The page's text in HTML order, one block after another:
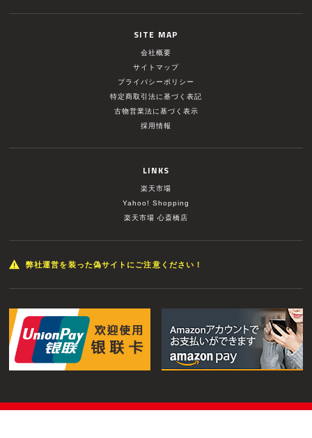
SITE MAP
会社概要
サイトマップ
プライバシーポリシー
特定商取引法に基づく表記
古物営業法に基づく表示
採用情報
LINKS
楽天市場
Yahoo! Shopping
楽天市場 心斎橋店
弊社運営を装った偽サイトにご注意ください！